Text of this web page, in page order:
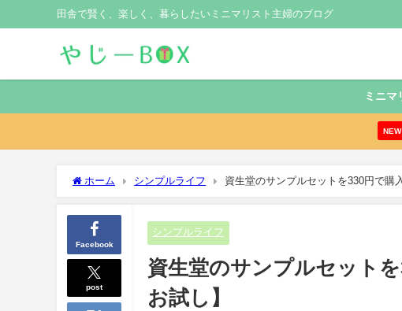
田舎で賢く、楽しく、暮らしたいミニマリスト主婦のブログ
ミニマ
NEW
ホーム シンプルライフ 資生堂のサンプルセットを330円で購
Facebook
post
シンプルライフ
資生堂のサンプルセット
お試し】